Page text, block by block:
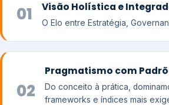
01 Visão Holística e
O Elo entre Estratégia,
02
Pragmatismo com
Do conceito à prática,
frameworks e índices mais